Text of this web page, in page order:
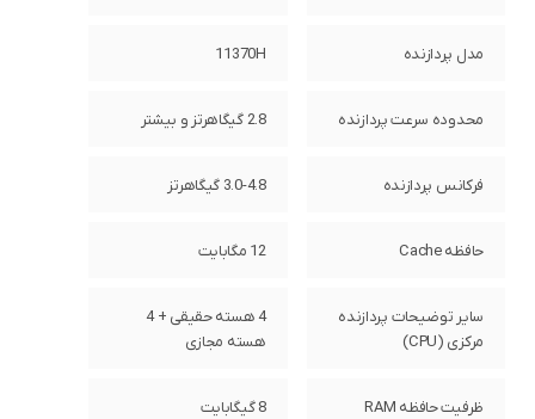
مدل پردازنده 11370H
محدوده سرعت پردازنده 2.8 گیگاهرتز و بیشتر
فرکانس پردازنده 3.0-4.8 گیگاهرتز
حافظه Cache 12 مگابایت
سایر توضیحات پردازنده
مرکزی (CPU)
4 هسته حقیقی + 4
هسته مجازی
ظرفیت حافظه RAM 8 گیگابایت